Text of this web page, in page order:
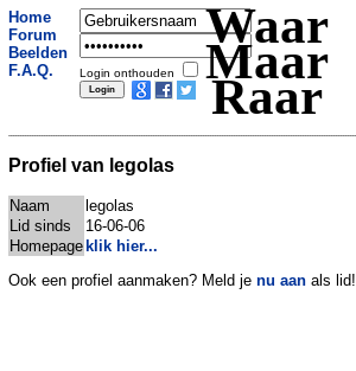
Home
Forum
Beelden
F.A.Q.
Login onthouden
Waar
Maar
Raar
Profiel van legolas
Naam
legolas
Lid sinds
16-06-06
Homepageklik hier...
Ook een profiel aanmaken? Meld je nu aan als lid!